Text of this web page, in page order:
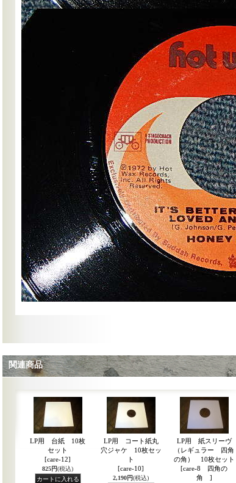
関連商品
LP用 台紙 10枚
セット
[care-12]
825円(税込)
LP用 コート紙丸
穴ジャケ 10枚セッ
ト
[care-10]
2,190円(税込)
LP用 紙スリーヴ
（レギュラー 四角
の角） 10枚セット
[care-8 四角の
角 ]